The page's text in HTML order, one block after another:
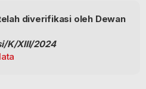
diverifikasi oleh Dewan
K/XIII/2024